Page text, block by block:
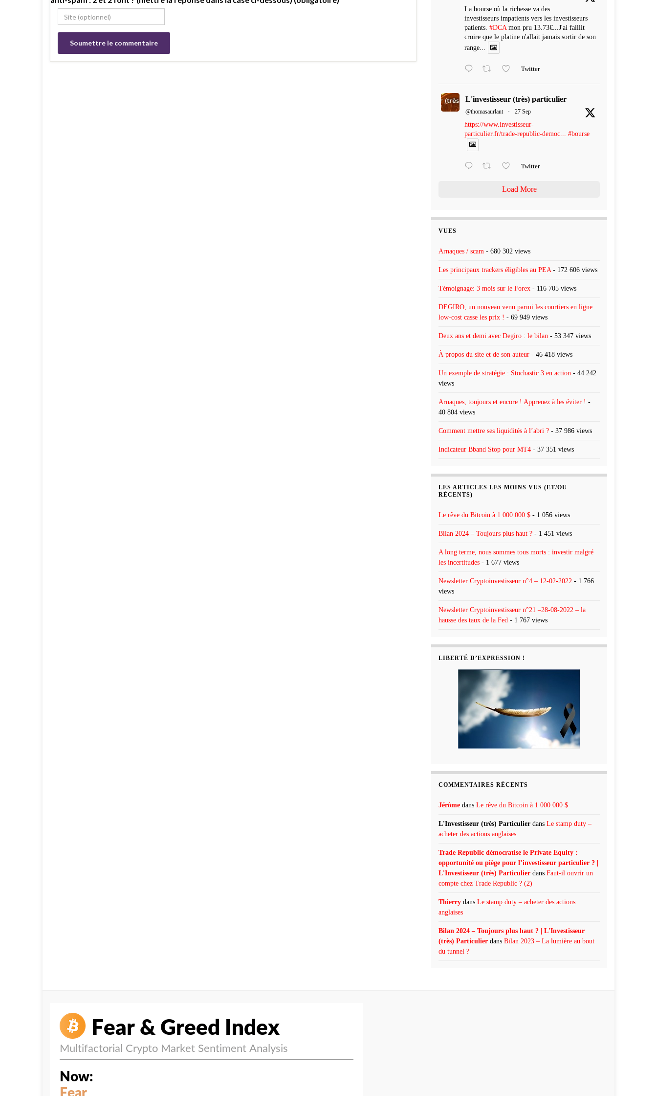
La bourse où la richesse va des
investisseurs impatients vers les investisseurs
patients. #DCAmon pru 13.73€...J'ai faillit
croire que le platine n'allait jamais sortir de son
range...
Twitter
L'investisseur (très) particulier
@thomasaurlant · 27 Sep
https://www.investisseur-
particulier.fr/trade-republic-democ... #bourse
Twitter
Load More
VUES
Arnaques / scam - 680 302 views
Les principaux trackers éligibles au PEA - 172 606 views
Témoignage: 3 mois sur le Forex - 116 705 views
DEGIRO, un nouveau venu parmi les courtiers en ligne
low-cost casse les prix ! - 69 949 views
Deux ans et demi avec Degiro : le bilan - 53 347 views
À propos du site et de son auteur - 46 418 views
Un exemple de stratégie : Stochastic 3 en action - 44 242
views
Arnaques, toujours et encore ! Apprenez à les éviter ! -
40 804 views
Comment mettre ses liquidités à l’abri ? - 37 986 views
Indicateur Bband Stop pour MT4 - 37 351 views
LES ARTICLES LES MOINS VUS (ET/OU
RÉCENTS)
Le rêve du Bitcoin à 1 000 000 $ - 1 056 views
Bilan 2024 – Toujours plus haut ? - 1 451 views
A long terme, nous sommes tous morts : investir malgré
les incertitudes - 1 677 views
Newsletter Cryptoinvestisseur n°4 – 12-02-2022 - 1 766
views
Newsletter Cryptoinvestisseur n°21 –28-08-2022 – la
hausse des taux de la Fed - 1 767 views
LIBERTÉ D’EXPRESSION !
COMMENTAIRES RÉCENTS
Jérôme dans Le rêve du Bitcoin à 1 000 000 $
L'Investisseur (très) Particulier dans Le stamp duty –
acheter des actions anglaises
Trade Republic démocratise le Private Equity :
opportunité ou piège pour l’investisseur particulier ? |
L'Investisseur (très) Particulier dans Faut-il ouvrir un
compte chez Trade Republic ? (2)
Thierry dans Le stamp duty – acheter des actions
anglaises
Bilan 2024 – Toujours plus haut ? | L'Investisseur
(très) Particulier dans Bilan 2023 – La lumière au bout
du tunnel ?